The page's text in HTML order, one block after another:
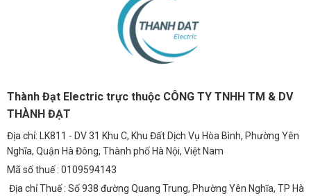
Thành Đạt Electric trực thuộc CÔNG TY TNHH TM & DV
THÀNH ĐẠT
Địa chỉ: LK811 - DV 31 Khu C, Khu Đất Dịch Vụ Hòa Bình, Phường Yên
Nghĩa, Quận Hà Đông, Thành phố Hà Nội, Việt Nam
Mã số thuế : 0109594143
Địa chỉ Thuế : Số 938 đường Quang Trung, Phường Yên Nghĩa, TP Hà